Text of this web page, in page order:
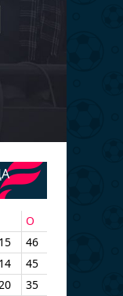
О
46
45
35